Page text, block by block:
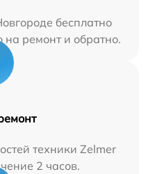
бесплатно
на ремонт и обратно.
техники Zelmer
2 часов.